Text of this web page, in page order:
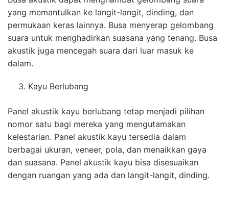
yang memantulkan ke langit-langit, dinding, dan
permukaan keras lainnya. Busa menyerap gelombang
suara untuk menghadirkan suasana yang tenang. Busa
akustik juga mencegah suara dari luar masuk ke
dalam.
Kayu Berlubang
Panel akustik kayu berlubang tetap menjadi pilihan
nomor satu bagi mereka yang mengutamakan
kelestarian. Panel akustik kayu tersedia dalam
berbagai ukuran, veneer, pola, dan menaikkan gaya
dan suasana. Panel akustik kayu bisa disesuaikan
dengan ruangan yang ada dan langit-langit, dinding.